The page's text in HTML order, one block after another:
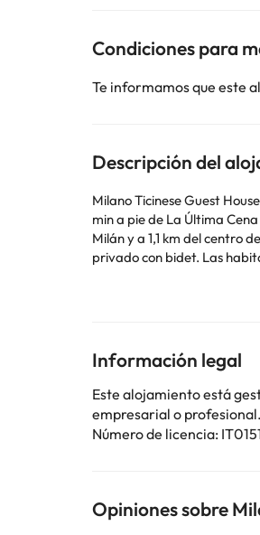
Condiciones para
Te informamos que este
Descripción del
Milano Ticinese Guest
min a pie de La Última
Milán y a 1,1 km del centro de la ciudad. El hotel ofrece habitaciones con aire acondicionado, escritorio, cafetera, nevera,
privado con bidet. Las habitaciones cuentan con armario y hervidor.
Maggiore y Iglesia de
antelación de tu hora
alojamiento. Los datos de
Algunos de los servicios
cambios por parte del
Información legal
Este alojamiento está
empresarial o profesional.
Número de licencia:
Opiniones sobre